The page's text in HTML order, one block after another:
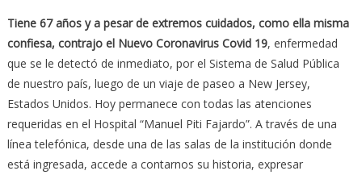
Tiene 67 años y a pesar de extremos cuidados, como ella misma
confiesa, contrajo el Nuevo Coronavirus Covid 19, enfermedad
que se le detectó de inmediato, por el Sistema de Salud Pública
de nuestro país, luego de un viaje de paseo a New Jersey,
Estados Unidos. Hoy permanece con todas las atenciones
requeridas en el Hospital “Manuel Piti Fajardo”. A través de una
línea telefónica, desde una de las salas de la institución donde
está ingresada, accede a contarnos su historia, expresar